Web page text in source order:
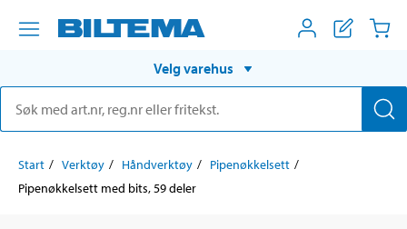
Velg varehus
Start Verktøy Håndverktøy
Pipenøkkelsett
Pipenøkkelsett med bits, 59 deler